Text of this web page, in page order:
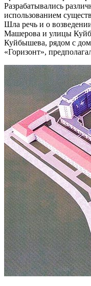
Разрабатывались
использованием
Шла речь и о
Машерова и улицы
Куйбышева, рядом с
«Горизонт»,